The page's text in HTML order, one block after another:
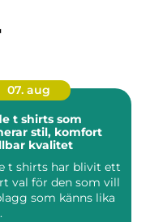
07. aug
t shirts som
stil, komfort
kvalitet
t shirts har blivit ett
val för den som vill
som känns lika